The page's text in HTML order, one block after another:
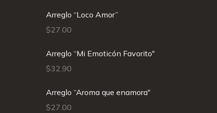
Arreglo “Loco Amor”
$27.00
Arreglo “Mi Emoticón Favorito"
$32.90
Arreglo “Aroma que enamora"
$27.00